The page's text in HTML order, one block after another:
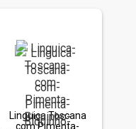
Linguiça Toscana
com Pimenta-